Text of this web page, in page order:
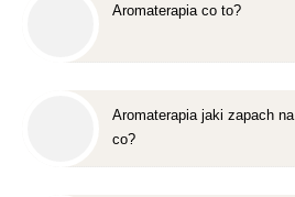
Aromaterapia co to?
Aromaterapia jaki zapach na
co?